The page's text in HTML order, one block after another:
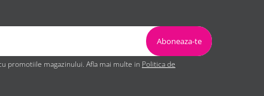
promotiile magazinului. Afla mai multe in Politica de